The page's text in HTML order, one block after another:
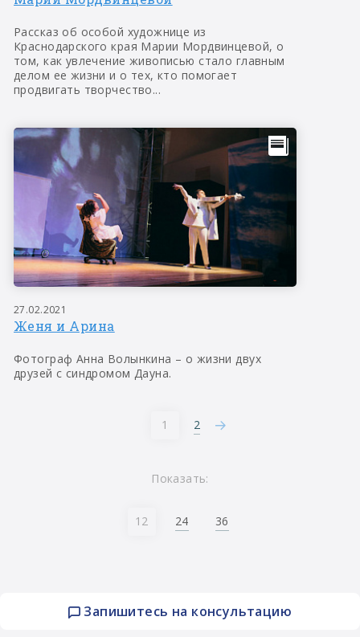
Запишитесь на консультацию
Рассказ об особой художнице из
Краснодарского края Марии Мордвинцевой, о
том, как увлечение живописью стало главным
делом ее жизни и о тех, кто помогает
продвигать творчество...
27.02.2021
Женя и Арина
Фотограф Анна Волынкина – о жизни двух
друзей с синдромом Дауна.
Показать:
12 24 36
1 2